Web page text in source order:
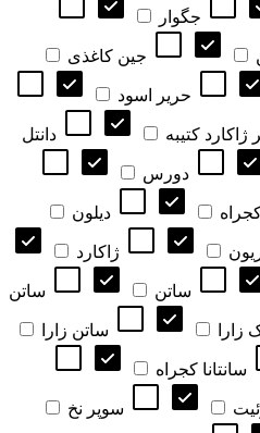
جگوار
جین کاغذی
حریر اسود
ژاکارد کتیبه دانتل
دورس
دیلون
ژاکارد
ساتن ساتن
ساتن زارا
سانتانا کجراه
سوپر نخ